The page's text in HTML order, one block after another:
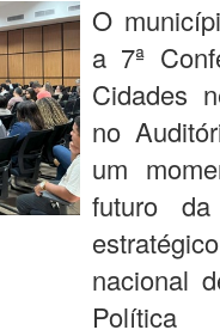
O
a 7ª
Cidades
no
um
futuro
nacional